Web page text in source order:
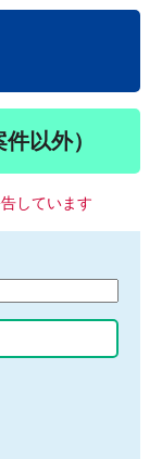
以外）
しています